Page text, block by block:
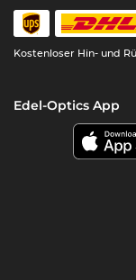
Kostenloser Hin- und
Edel-Optics App